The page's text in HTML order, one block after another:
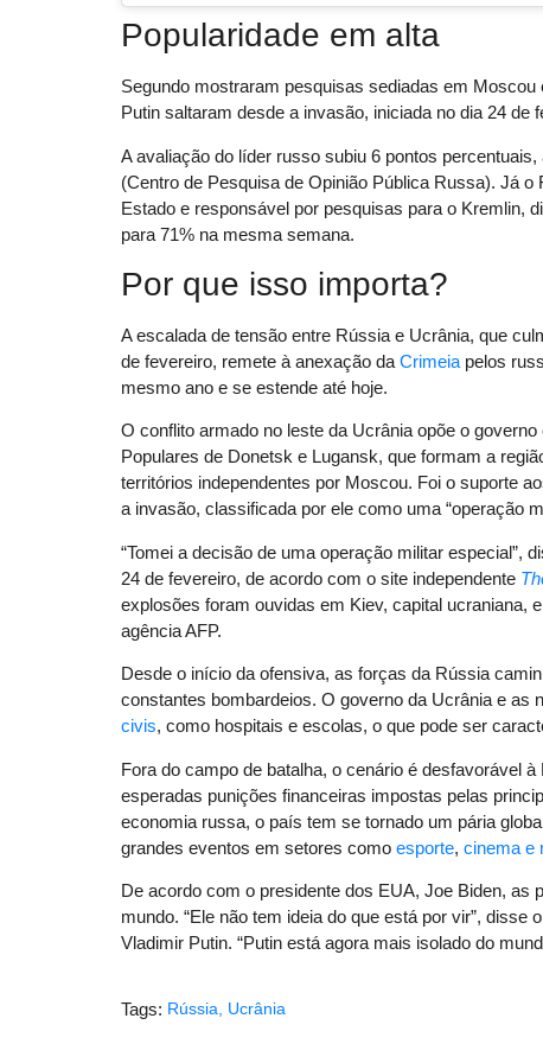
Popularidade em alta
Segundo mostraram pesquisas sediadas em
Putin saltaram desde a invasão, iniciada no dia 24 de
A avaliação do líder russo subiu 6 pontos
(Centro de Pesquisa de Opinião Pública Russa). Já
Estado e responsável por pesquisas para o Kremlin,
para 71% na mesma semana.
Por que isso importa?
A escalada de tensão entre Rússia e Ucrânia, que
de fevereiro, remete à anexação da Crimeia pelos
mesmo ano e se estende até hoje.
O conflito armado no leste da Ucrânia opõe o
Populares de Donetsk e Lugansk, que formam a
territórios independentes por Moscou. Foi o suporte
a invasão, classificada por ele como uma “operação
“Tomei a decisão de uma operação militar especial”,
24 de fevereiro, de acordo com o site independente
explosões foram ouvidas em Kiev, capital ucraniana,
agência AFP.
Desde o início da ofensiva, as forças da Rússia
constantes bombardeios. O governo da Ucrânia e
civis, como hospitais e escolas, o que pode ser
Fora do campo de batalha, o cenário é desfavorável
esperadas punições financeiras impostas pelas
economia russa, o país tem se tornado um pária
grandes eventos em setores como esporte, cinema e
De acordo com o presidente dos EUA, Joe Biden, as
mundo. “Ele não tem ideia do que está por vir”,
Vladimir Putin. “Putin está agora mais isolado do
Tags: Rússia, Ucrânia